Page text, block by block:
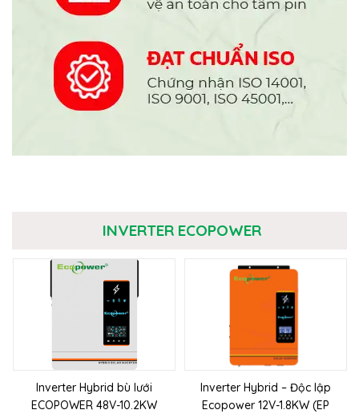
INVERTER ECOPOWER
Inverter Hybrid bù lưới
ECOPOWER 48V-10.2KW
Inverter Hybrid – Độc lập
Ecopower 12V-1.8KW (EP